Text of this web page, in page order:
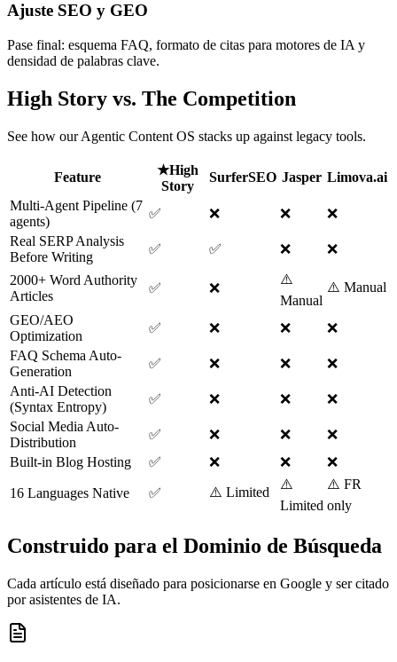
Ajuste SEO y GEO
Pase final: esquema FAQ, formato de citas para motores de IA y
densidad de palabras clave.
High Story vs. The Competition
See how our Agentic Content OS stacks up against legacy tools.
Feature ★High
Story
SurferSEO Jasper Limova.ai
Multi-Agent Pipeline (7
agents)
✅ ❌ ❌
❌
Real SERP Analysis
Before Writing
✅ ✅ ❌ ❌
2000+ Word Authority
Articles
✅ ❌
⚠️
Manual
⚠️ Manual
GEO/AEO
Optimization
✅ ❌ ❌
❌
FAQ Schema Auto-
Generation
✅ ❌ ❌
❌
Anti-AI Detection
(Syntax Entropy)
✅ ❌ ❌
❌
Social Media Auto-
Distribution
✅ ❌ ❌
❌
Built-in Blog Hosting
✅ ❌ ❌ ❌
16 Languages Native ✅ ⚠️ Limited
⚠️
Limited
⚠️ FR
only
Construido para el Dominio de Búsqueda
Cada artículo está diseñado para posicionarse en Google y ser citado
por asistentes de IA.